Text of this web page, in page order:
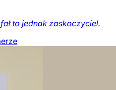
to jednak zaskoczyciel.